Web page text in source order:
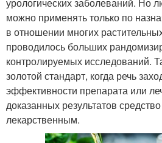
можно применять только по
в отношении многих
проводилось больших
контролируемых исследований.
золотой стандарт, когда речь
эффективности препарата или
доказанных результатов
лекарственным.